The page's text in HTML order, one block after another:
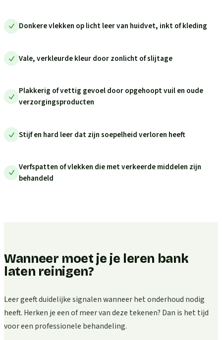
Donkere vlekken op licht leer van huidvet, inkt of kleding
Vale, verkleurde kleur door zonlicht of slijtage
Plakkerig of vettig gevoel door opgehoopt vuil en oude
verzorgingsproducten
Stijf en hard leer dat zijn soepelheid verloren heeft
Verfspatten of vlekken die met verkeerde middelen zijn
behandeld
Wanneer moet je je leren bank
laten reinigen?
Leer geeft duidelijke signalen wanneer het onderhoud nodig
heeft. Herken je een of meer van deze tekenen? Dan is het tijd
voor een professionele behandeling.